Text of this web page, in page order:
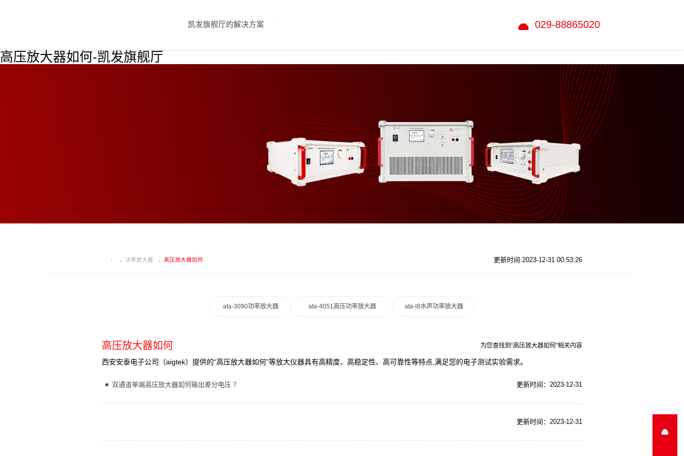
高压放大器如何-凯发旗舰厅
凯发旗舰厅的解决方案 029-88865020
功率放大器 高压放大器如何 更新时间:2023-12-31 00:53:26
ata-3090功率放大器 ata-4051高压功率放大器 ata-l8水声功率放大器
高压放大器如何 为您查找到“高压放大器如何”相关内容
西安安泰电子公司（aigtek）提供的“高压放大器如何”等放大仪器具有高精度、高稳定性、高可靠性等特点,满足您的电子测试实验需求。
双通道单端高压放大器如何输出差分电压 ？ 更新时间：2023-12-31
更新时间：2023-12-31